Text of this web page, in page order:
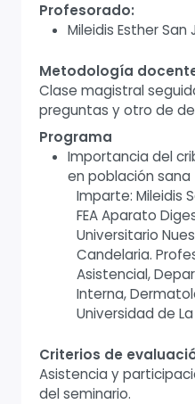
Profesorado:
Mileidis Esther
Metodología
Clase magistral
preguntas y otro de
Programa
Importancia del
en población sana
Imparte: Mileidis
FEA Aparato
Universitario
Candelaria.
Asistencial,
Interna,
Universidad de
Criterios de
Asistencia y
del seminario.